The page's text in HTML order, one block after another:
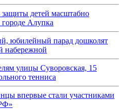
защиты детей масштабно
Алупка
юбилейный парад дошколят
набережной
улицы Суворовская, 15
тенниса
впервые стали участниками